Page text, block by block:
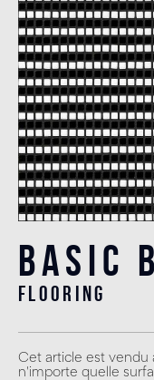
Basic
flooring
Cet article est vendu
n'importe quelle